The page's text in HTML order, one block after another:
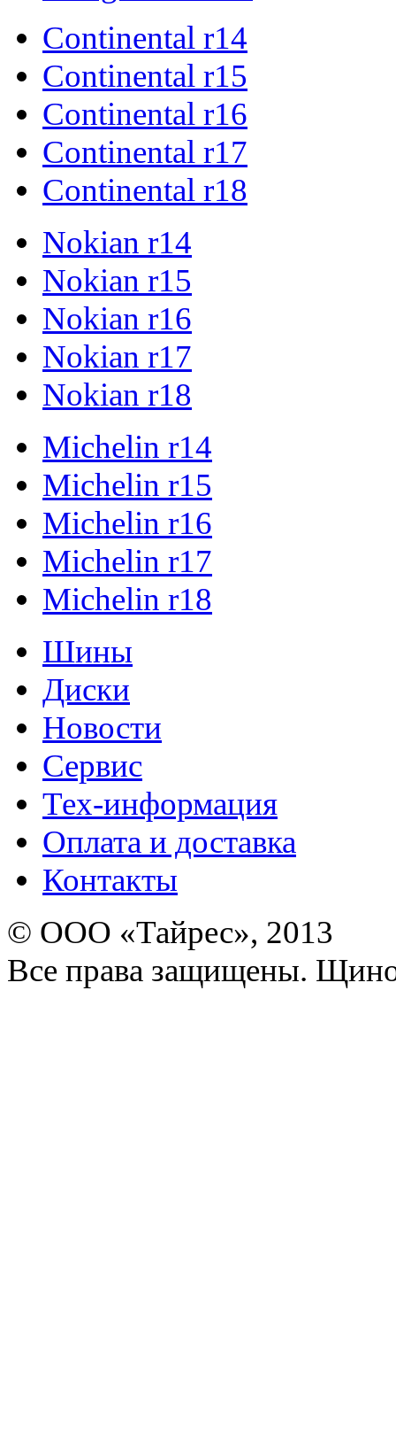
Continental r14
Continental r15
Continental r16
Continental r17
Continental r18
Nokian r14
Nokian r15
Nokian r16
Nokian r17
Nokian r18
Michelin r14
Michelin r15
Michelin r16
Michelin r17
Michelin r18
Шины
Диски
Новости
Сервис
Тех-информация
Оплата и доставка
Контакты
© ООО «Тайрес», 2013
Все права защищены.